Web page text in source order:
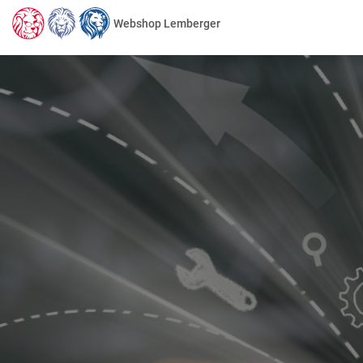
Webshop Lemberger